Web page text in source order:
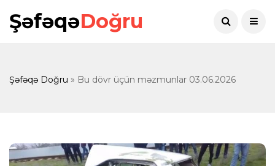
ŞəfəqəDoğru
Şəfəqə Doğru » Bu dövr üçün məzmunlar 03.06.2026